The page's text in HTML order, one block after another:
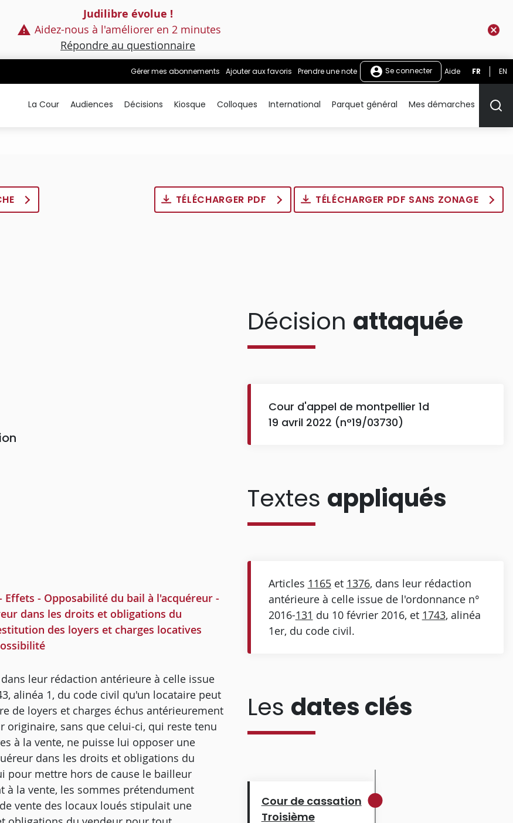
Judilibre évolue !
Aidez-nous à l'améliorer en 2 minutes
Répondre au questionnaire
Gérer mes abonnements Ajouter aux favoris Prendre une note Se connecter Aide FR EN
La Cour Audiences Décisions Kiosque Colloques International Parquet général Mes démarches
TÉLÉCHARGER PDF TÉLÉCHARGER PDF SANS ZONAGE
- Effets - Opposabilité du bail à l'acquéreur -
dans les droits et obligations du
des loyers et charges locatives
leur rédaction antérieure à celle issue
alinéa 1, du code civil qu'un locataire peut
de loyers et charges échus antérieurement
originaire, sans que celui-ci, qui reste tenu
à la vente, ne puisse lui opposer une
dans les droits et obligations du
pour mettre hors de cause le bailleur
à la vente, les sommes prétendument
vente des locaux loués stipulait une
Décision attaquée
Cour d'appel de montpellier 1d
19 avril 2022 (n°19/03730)
Textes appliqués
Articles 1165et 1376, dans leur rédaction
antérieure à celle issue de l'ordonnance n°
2016-131 du 10 février 2016, et 1743, alinéa
1er, du code civil.
Les dates clés
Cour de cassation
Troisième